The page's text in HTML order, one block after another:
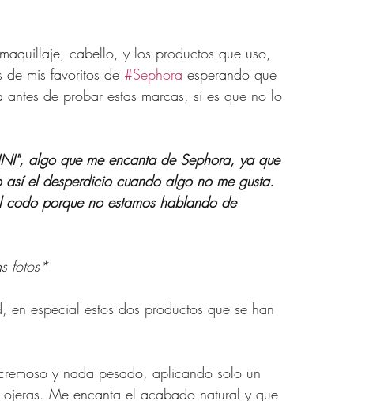
años
Compras Online
Amazon Fashion
cabello, y los productos que uso,
mis favoritos de #Sephora esperando que
de probar estas marcas, si es que no lo
algo que me encanta de Sephora, ya que
el desperdicio cuando algo no me gusta.
codo porque no estamos hablando de
fotos*
especial estos dos productos que se han
y nada pesado, aplicando solo un
Me encanta el acabado natural y que